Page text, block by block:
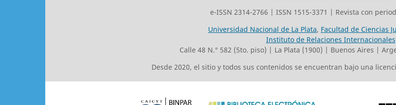
e-ISSN 2314-2766 | ISSN 1515-3371 | Revista con
Universidad Nacional de La Plata, Facultad de Ciencias
Instituto de Relaciones Internacionales
Calle 48 N.° 582 (5to. piso) | La Plata (1900) | Buenos Aires |
Desde 2020, el sitio y todos sus contenidos se encuentran bajo una